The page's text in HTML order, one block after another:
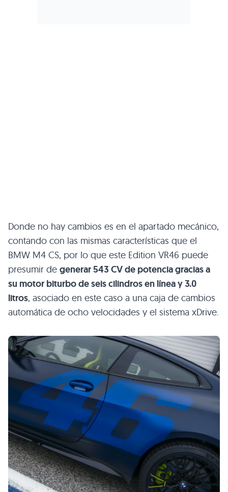
Donde no hay cambios es en el apartado mecánico,
contando con las mismas características que el
BMW M4 CS, por lo que este Edition VR46 puede
presumir de generar 543 CV de potencia gracias a
su motor biturbo de seis cilindros en línea y 3.0
litros, asociado en este caso a una caja de cambios
automática de ocho velocidades y el sistema xDrive.